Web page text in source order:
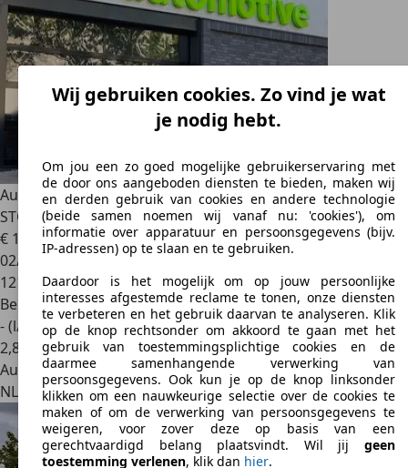
Audi Q230 TFSI S Edition | BTW | S-LINE |
STOELVERWARMING
€ 15.4501
02/2020
121.384 km
Benzine
- (l/100 km)
2,8
Autobedrijf
NL 3905 KXVeenendaal
Wij gebruiken cookies. Zo vind je wat
je nodig hebt.
Om jou een zo goed mogelijke gebruikerservaring met
de door ons aangeboden diensten te bieden, maken wij
en derden gebruik van cookies en andere technologie
(beide samen noemen wij vanaf nu: 'cookies'), om
informatie over apparatuur en persoonsgegevens (bijv.
IP-adressen) op te slaan en te gebruiken.
Daardoor is het mogelijk om op jouw persoonlijke
interesses afgestemde reclame te tonen, onze diensten
te verbeteren en het gebruik daarvan te analyseren. Klik
op de knop rechtsonder om akkoord te gaan met het
gebruik van toestemmingsplichtige cookies en de
daarmee samenhangende verwerking van
persoonsgegevens. Ook kun je op de knop linksonder
klikken om een nauwkeurige selectie over de cookies te
maken of om de verwerking van persoonsgegevens te
weigeren, voor zover deze op basis van een
gerechtvaardigd belang plaatsvindt. Wil jij geen
toestemming verlenen, klik dan hier.